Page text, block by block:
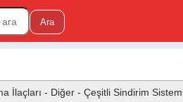
İlaçları - Diğer - Çeşitli Sindirim